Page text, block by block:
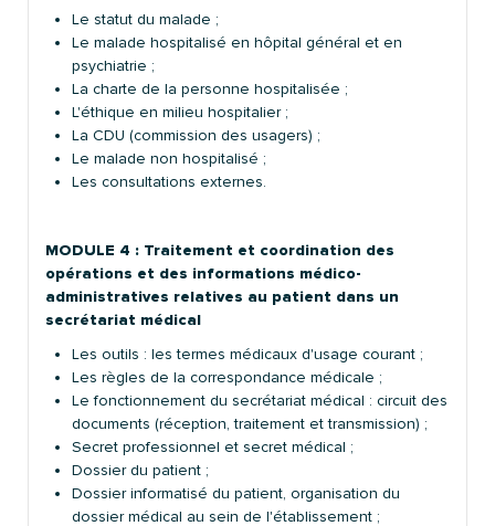
Le statut du malade ;
Le malade hospitalisé en hôpital général et en
psychiatrie ;
La charte de la personne hospitalisée ;
L'éthique en milieu hospitalier ;
La CDU (commission des usagers) ;
Le malade non hospitalisé ;
Les consultations externes.
MODULE 4 : Traitement et coordination des
opérations et des informations médico-
administratives relatives au patient dans un
secrétariat médical
Les outils : les termes médicaux d'usage courant ;
Les règles de la correspondance médicale ;
Le fonctionnement du secrétariat médical : circuit des
documents (réception, traitement et transmission) ;
Secret professionnel et secret médical ;
Dossier du patient ;
Dossier informatisé du patient, organisation du
dossier médical au sein de l'établissement ;